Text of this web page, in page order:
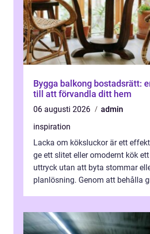
Bygga balkong bostadsrätt:
till att förvandla ditt hem
06 augusti 2026
admin
inspiration
Lacka om köksluckor är ett
ge ett slitet eller omodernt kök
uttryck utan att byta stommar
planlösning. Genom att behålla